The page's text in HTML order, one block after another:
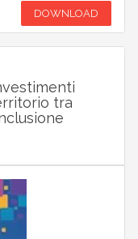
DOWNLOAD
tra